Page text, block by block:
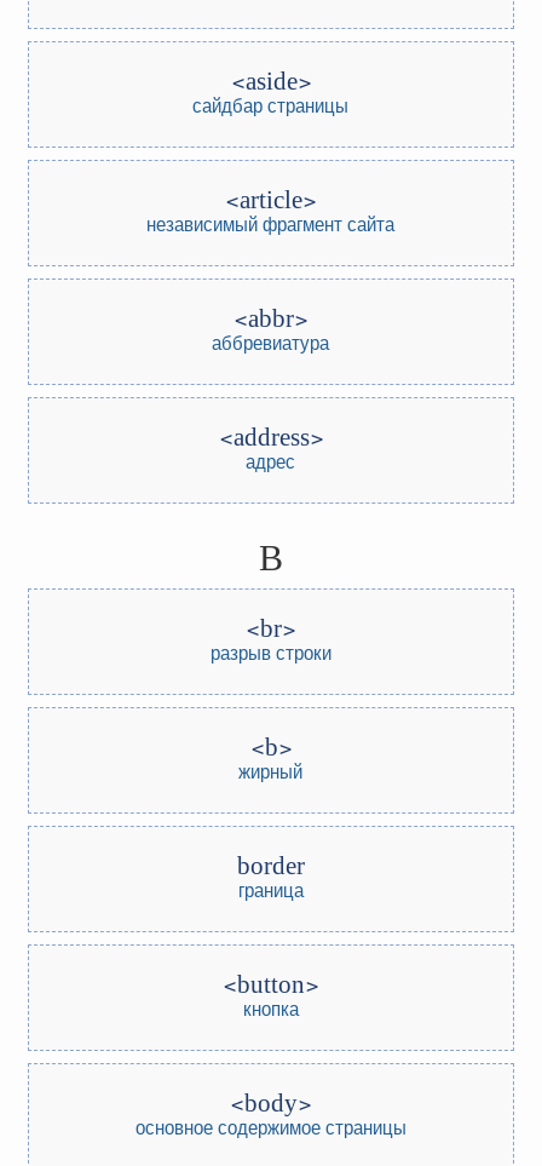
aside
сайдбар страницы
article
независимый фрагмент сайта
abbr
аббревиатура
address
адрес
B
br
разрыв строки
b
жирный
border
граница
button
кнопка
body
основное содержимое страницы